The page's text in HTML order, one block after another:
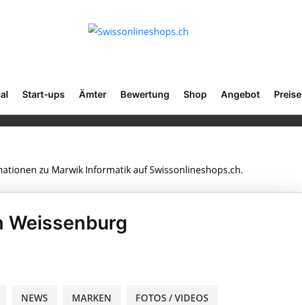
Start-ups Ämter Bewertung Shop Angebot Preise
zu Marwik Informatik auf Swissonlineshops.ch.
Weissenburg
NEWS MARKEN FOTOS / VIDEOS